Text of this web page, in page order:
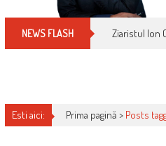
NEWS FLASH Ziaristul Ion
Esti aici: Prima pagină > Posts